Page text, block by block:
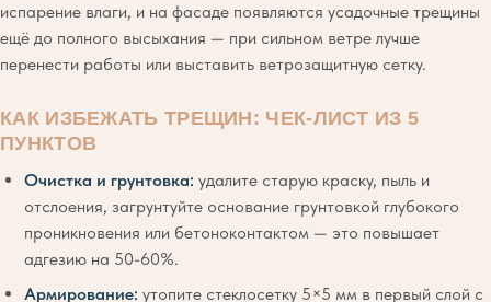
испарение влаги, и на фасаде появляются усадочные трещины
ещё до полного высыхания — при сильном ветре лучше
перенести работы или выставить ветрозащитную сетку.
КАК ИЗБЕЖАТЬ ТРЕЩИН: ЧЕК-ЛИСТ ИЗ 5
ПУНКТОВ
Очистка и грунтовка: удалите старую краску, пыль и
отслоения, загрунтуйте основание грунтовкой глубокого
проникновения или бетоноконтактом — это повышает
адгезию на 50-60%.
Армирование: утопите стеклосетку 5×5 мм в первый слой с